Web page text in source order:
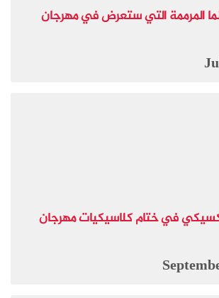
المرممة التي ستعرض في مهرجان
في ختام كلاسيكيات مهرجان